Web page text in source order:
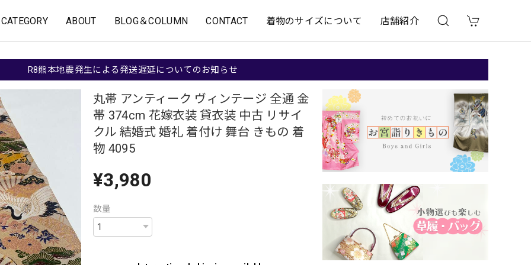
CATEGORY ABOUT BLOG＆COLUMN CONTACT 着物のサイズについて 店舗紹介
R8熊本地震発生による発送遅延についてのお知らせ
丸帯 アンティーク ヴィンテージ 全通 金
帯 374cm 花嫁衣装 貸衣装 中古 リサイ
クル 結婚式 婚礼 着付け 舞台 きもの 着
物 4095
¥3,980
数量